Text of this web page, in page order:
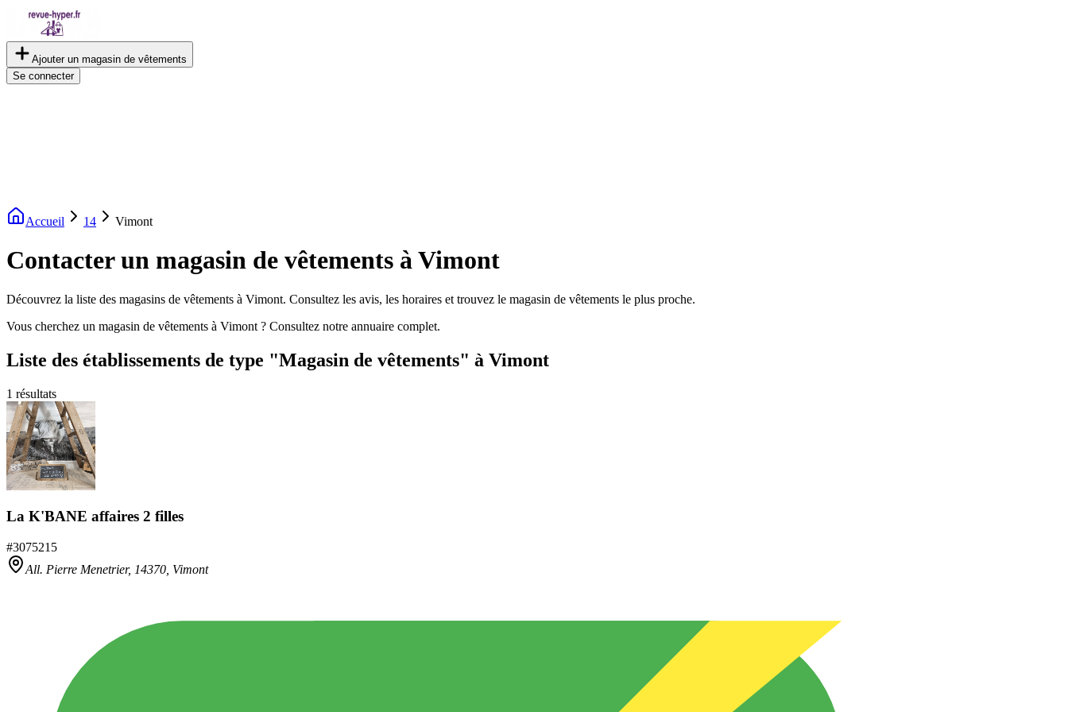
Ajouter un magasin de vêtements
Se connecter
Accueil 14 Vimont
Contacter un magasin de vêtements à Vimont
Découvrez la liste des magasins de vêtements à Vimont. Consultez les avis, les horaires et trouvez le magasin de vêtements le plus proche.
Vous cherchez un magasin de vêtements à Vimont ? Consultez notre annuaire complet.
Liste des établissements de type "Magasin de vêtements" à Vimont
1 résultats
La K'BANE affaires 2 filles
#3075215
All. Pierre Menetrier, 14370 Vimont